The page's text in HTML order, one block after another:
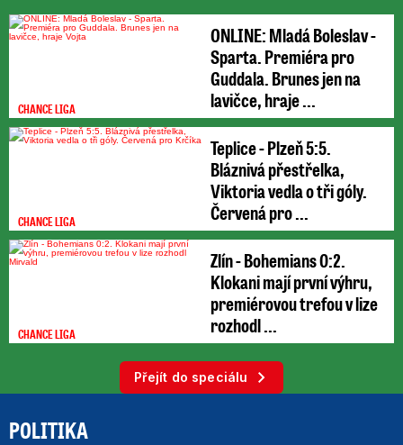
CHANCE LIGA
ONLINE: Mladá Boleslav -
Sparta. Premiéra pro
Guddala. Brunes jen na
lavičce, hraje ...
CHANCE LIGA
Teplice - Plzeň 5:5.
Bláznivá přestřelka,
Viktoria vedla o tři góly.
Červená pro ...
CHANCE LIGA
Zlín - Bohemians 0:2.
Klokani mají první výhru,
premiérovou trefou v lize
rozhodl ...
Přejít do speciálu
POLITIKA